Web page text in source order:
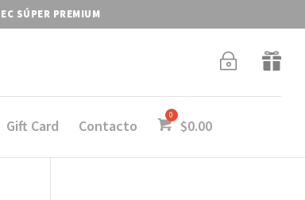
SÚPER PREMIUM
~ 
Gift Card Contacto $0.00